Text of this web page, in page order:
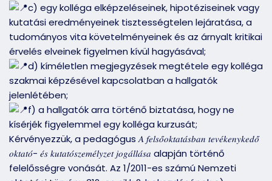
c) egy kolléga elképzeléseinek, hipotéziseinek vagy
kutatási eredményeinek tisztességtelen lejáratása, a
tudományos vita követelményeinek és az árnyalt kritikai
érvelés elveinek figyelmen kívül hagyásával;
d) kíméletlen megjegyzések megtétele egy kolléga
szakmai képzésével kapcsolatban a hallgatók
jelenlétében;
f) a hallgatók arra történő biztatása, hogy ne
kísérjék figyelemmel egy kolléga kurzusát;
Kérvényezzük, a pedagógus 𝐴 𝑓𝑒𝑙𝑠𝑜̋𝑜𝑘𝑡𝑎𝑡𝑎́𝑠𝑏𝑎𝑛 𝑡𝑒𝑣𝑒́𝑘𝑒𝑛𝑦𝑘𝑒𝑑𝑜̋
𝑜𝑘𝑡𝑎𝑡𝑜́- 𝑒́𝑠 𝑘𝑢𝑡𝑎𝑡𝑜́𝑠𝑧𝑒𝑚𝑒́𝑙𝑦𝑧𝑒𝑡 𝑗𝑜𝑔𝑎́𝑙𝑙𝑎́𝑠𝑎 alapján történő
felelősségre vonását. Az 1/2011-es számú Nemzeti